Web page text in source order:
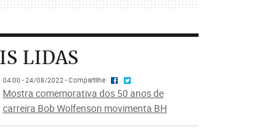
LIDAS
04:00 - 24/08/2022 - Compartilhe
Mostra comemorativa dos 50 anos de
carreira Bob Wolfenson movimenta BH